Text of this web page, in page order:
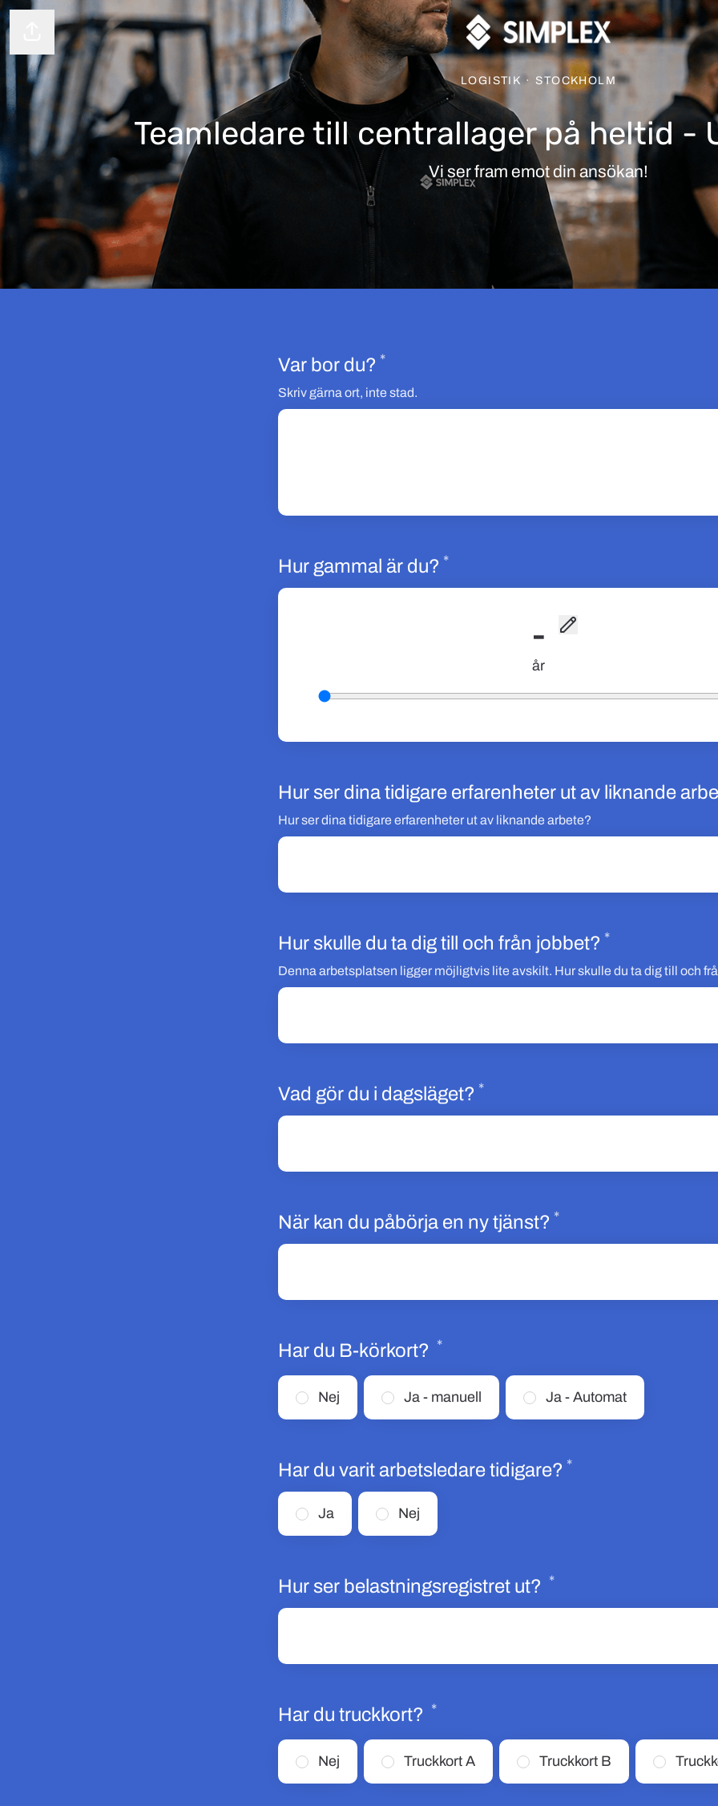
Dela sidan
LOGISTIK · STOCKHOLM
Teamledare till centrallager på heltid -
Vi ser fram emot din ansökan!
Var bor du? *Obligatoriskt
Skriv gärna ort, inte stad.
Hur gammal är du? *Obligatoriskt
-
år
Hur ser dina tidigare erfarenheter ut av liknande
Hur ser dina tidigare erfarenheter ut av liknande arbete?
Hur skulle du ta dig till och från jobbet? *Obligatoriskt
Denna arbetsplatsen ligger möjligtvis lite avskilt. Hur skulle du ta dig till och
Vad gör du i dagsläget? *Obligatoriskt
När kan du påbörja en ny tjänst? *Obligatoriskt
Har du B-körkort? *Obligatoriskt
Nej Ja - manuell Ja - Automat
Har du varit arbetsledare tidigare? *Obligatoriskt
Ja Nej
Hur ser belastningsregistret ut? *Obligatoriskt
Har du truckkort? *Obligatoriskt
Nej Truckkort A Truckkort B